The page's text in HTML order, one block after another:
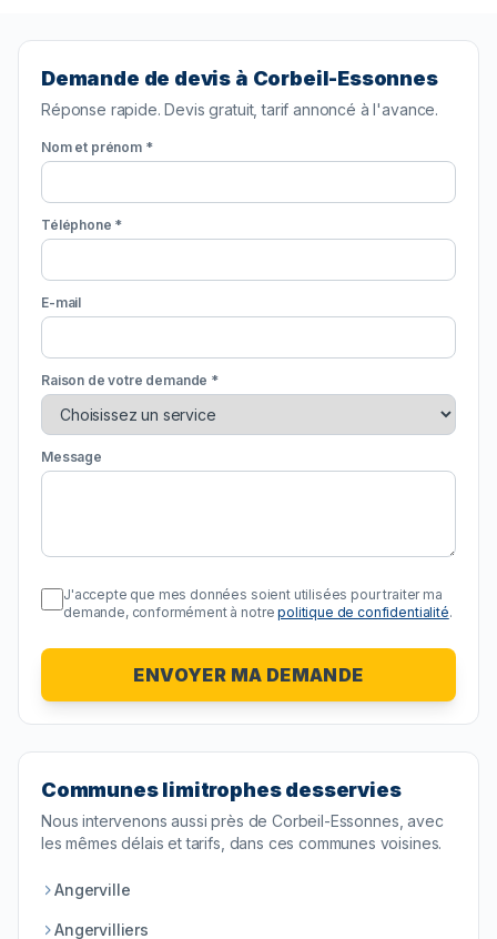
Demande de devis à Corbeil-Essonnes
Réponse rapide. Devis gratuit, tarif annoncé à l'avance.
Nom et prénom *
Téléphone *
E-mail
Raison de votre demande *
Message
J'accepte que mes données soient utilisées pour traiter ma
demande, conformément à notre politique de confidentialité.
ENVOYER MA DEMANDE
Communes limitrophes desservies
Nous intervenons aussi près deCorbeil-Essonnes , avec
les mêmes délais et tarifs, dans ces communes voisines.
Angerville
Angervilliers